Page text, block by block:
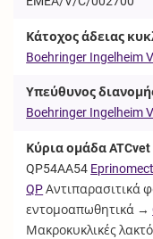
Κάτοχος άδειας
Boehringer Ingelheim
Υπεύθυνος
Boehringer Ingelheim
Κύρια ομάδα ATCvet
QP54AA54
QPΑντιπαρασιτικά
εντομοαπωθητικά →
Μακροκυκλικές